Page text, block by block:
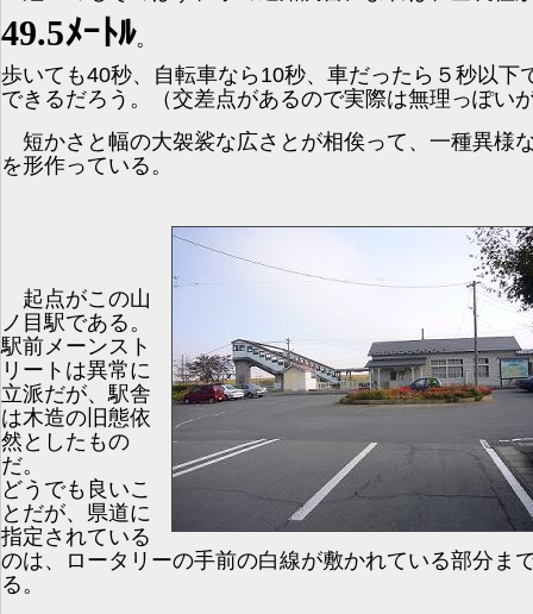
49.5ﾒｰﾄﾙ。
歩いても40秒、自転車なら10秒、車だったら５秒以下
できるだろう。（交差点があるので実際は無理っぽい
短かさと幅の大袈裟な広さとが相俟って、一種異様
を形作っている。
起点がこの山
ノ目駅である。
駅前メーンスト
リートは異常に
立派だが、駅舎
は木造の旧態依
然としたもの
だ。
どうでも良いこ
とだが、県道に
指定されている
のは、ロータリーの手前の白線が敷かれている部分ま
る。